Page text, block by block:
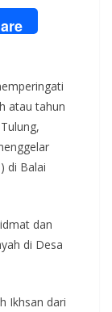
atau tahun
di Balai
dan
di Desa
Ikhsan dari